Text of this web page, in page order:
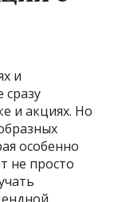
и
сразу
и акциях. Но
особенно
не просто